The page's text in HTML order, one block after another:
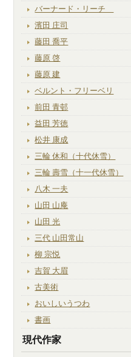
バーナード・リーチ
濱田 庄司
藤田 喬平
藤原 啓
藤原 建
ベルント・フリーベリ
前田 青邨
益田 芳徳
松井 康成
三輪 休和（十代休雪）
三輪 壽雪（十一代休雪）
八木 一夫
山田 山庵
山田 光
三代 山田常山
柳 宗悦
吉賀 大眉
古美術
おいしいうつわ
書画
現代作家